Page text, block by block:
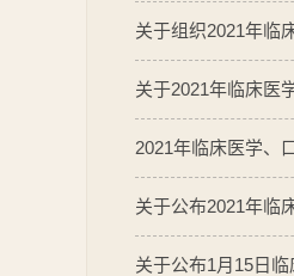
关于组织2021年临
关于2021年临床医
2021年临床医学、
关于公布2021年临
关于公布1月15日